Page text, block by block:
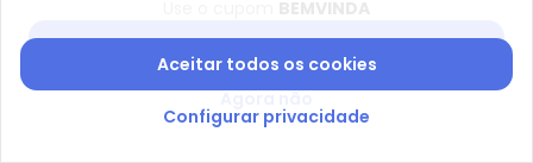
para Menina (Preto)
A partir deR$ 27,45R$ 54,90
para Menina (Laranja)
A partir deR$ 27,45R$
-60%
-70%
Aceitar todos os cookies
Configurar privacidade